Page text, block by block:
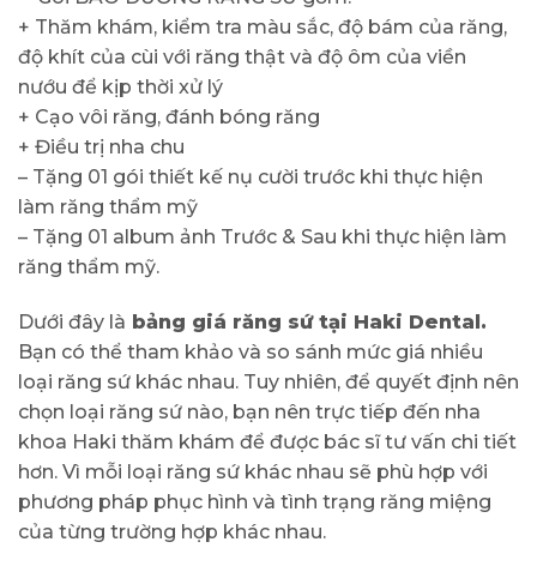
+ Thăm khám, kiểm tra màu sắc, độ bám của răng,
độ khít của cùi với răng thật và độ ôm của viền
nướu để kịp thời xử lý
+ Cạo vôi răng, đánh bóng răng
+ Điều trị nha chu
– Tặng 01 gói thiết kế nụ cười trước khi thực hiện
làm răng thẩm mỹ
– Tặng 01 album ảnh Trước & Sau khi thực hiện làm
răng thẩm mỹ.
Dưới đây là bảng giá răng sứ tại Haki Dental.
Bạn có thể tham khảo và so sánh mức giá nhiều
loại răng sứ khác nhau. Tuy nhiên, để quyết định nên
chọn loại răng sứ nào, bạn nên trực tiếp đến nha
khoa Haki thăm khám để được bác sĩ tư vấn chi tiết
hơn. Vì mỗi loại răng sứ khác nhau sẽ phù hợp với
phương pháp phục hình và tình trạng răng miệng
của từng trường hợp khác nhau.